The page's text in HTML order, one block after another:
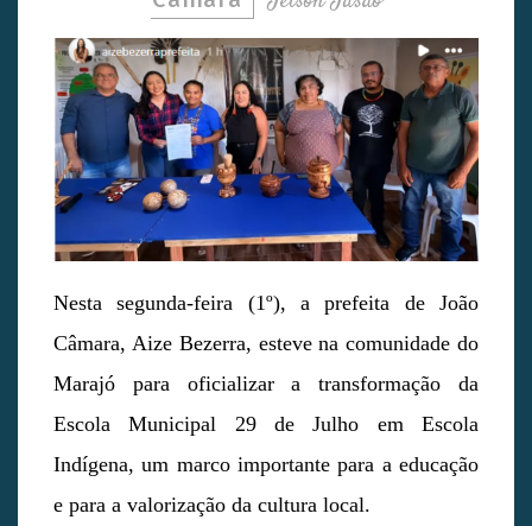
Nesta segunda-feira (1º), a prefeita de João
Câmara, Aize Bezerra, esteve na comunidade do
Marajó para oficializar a transformação da
Escola Municipal 29 de Julho em Escola
Indígena, um marco importante para a educação
e para a valorização da cultura local.